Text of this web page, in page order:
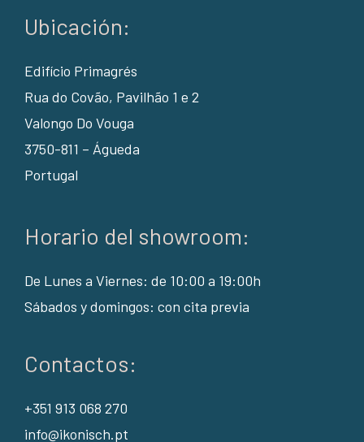
Ubicación:
Edifício Primagrés
Rua do Covão, Pavilhão 1 e 2
Valongo Do Vouga
3750-811 – Águeda
Portugal
Horario del showroom:
De Lunes a Viernes: de 10:00 a 19:00h
Sábados y domingos: con cita previa
Contactos:
+351 913 068 270
info@ikonisch.pt